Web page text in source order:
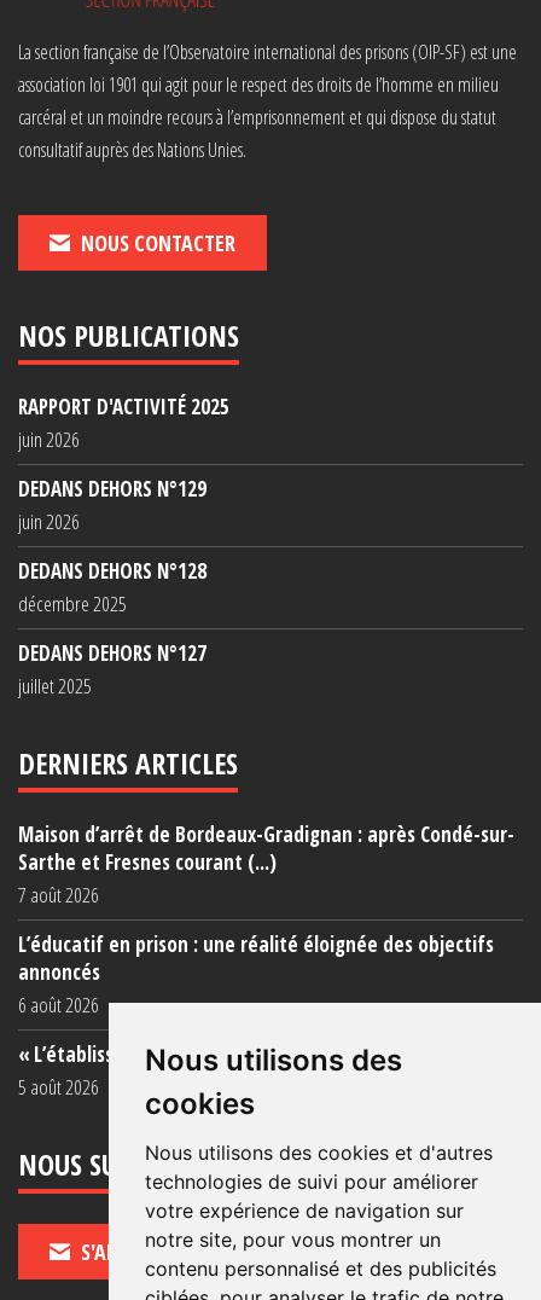
Nous utilisons des
cookies
Nous utilisons des cookies et d'autres
technologies de suivi pour améliorer
votre expérience de navigation sur
notre site, pour vous montrer un
contenu personnalisé et des publicités
La section française de l’Observatoire international des prisons (OIP-SF) est une
association loi 1901 qui agit pour le respect des droits de l’homme en milieu
carcéral et un moindre recours à l’emprisonnement et qui dispose du statut
consultatif auprès des Nations Unies.
NOUS CONTACTER
NOS PUBLICATIONS
RAPPORT D'ACTIVITÉ 2025
juin 2026
DEDANS DEHORS N°129
juin 2026
DEDANS DEHORS N°128
décembre 2025
DEDANS DEHORS N°127
juillet 2025
DERNIERS ARTICLES
Maison d’arrêt de Bordeaux-Gradignan : après Condé-sur-
Sarthe et Fresnes courant (...)
7 août 2026
L’éducatif en prison : une réalité éloignée des objectifs
annoncés
6 août 2026
« L’établissement est une porcherie totale »
5 août 2026
NOUS SUIVRE
S'ABONNER